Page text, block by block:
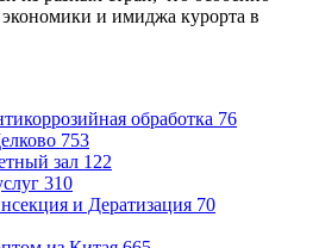
и имиджа курорта в
обработка 76
753
зал 122
310
и Дератизация 70